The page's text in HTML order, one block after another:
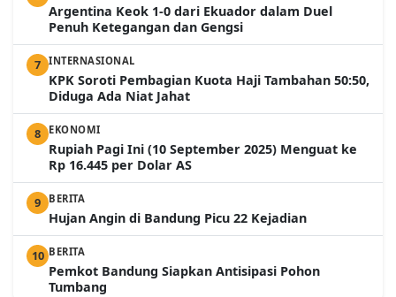
Argentina Keok 1-0 dari Ekuador dalam Duel
Penuh Ketegangan dan Gengsi
7 INTERNASIONAL
KPK Soroti Pembagian Kuota Haji Tambahan 50:50,
Diduga Ada Niat Jahat
8 EKONOMI
Rupiah Pagi Ini (10 September 2025) Menguat ke
Rp 16.445 per Dolar AS
9 BERITA
Hujan Angin di Bandung Picu 22 Kejadian
10 BERITA
Pemkot Bandung Siapkan Antisipasi Pohon
Tumbang